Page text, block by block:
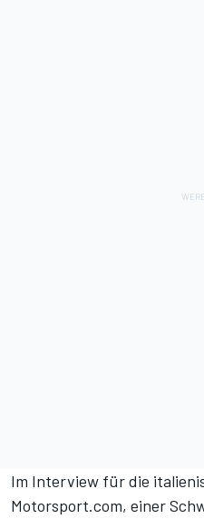
Im Interview für die
Motorsport.com, einer